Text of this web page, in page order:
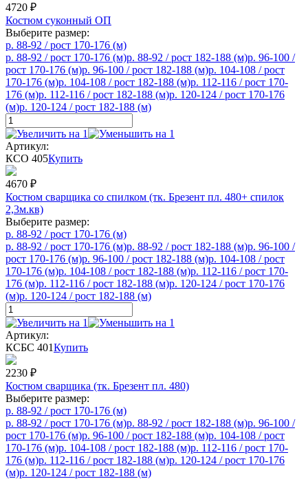
4720 ₽
Костюм суконный ОП
Выберите размер:
р. 88-92 / рост 170-176 (м)
р. 88-92 / рост 170-176 (м)р. 88-92 / рост 182-188 (м)р. 96-100 /
рост 170-176 (м)р. 96-100 / рост 182-188 (м)р. 104-108 / рост
170-176 (м)р. 104-108 / рост 182-188 (м)р. 112-116 / рост 170-
176 (м)р. 112-116 / рост 182-188 (м)р. 120-124 / рост 170-176
(м)р. 120-124 / рост 182-188 (м)
Артикул:
КСО 405Купить
4670 ₽
Костюм сварщика со спилком (тк. Брезент пл. 480+ спилок
2,3м.кв)
Выберите размер:
р. 88-92 / рост 170-176 (м)
р. 88-92 / рост 170-176 (м)р. 88-92 / рост 182-188 (м)р. 96-100 /
рост 170-176 (м)р. 96-100 / рост 182-188 (м)р. 104-108 / рост
170-176 (м)р. 104-108 / рост 182-188 (м)р. 112-116 / рост 170-
176 (м)р. 112-116 / рост 182-188 (м)р. 120-124 / рост 170-176
(м)р. 120-124 / рост 182-188 (м)
Артикул:
КСБС 401Купить
2230 ₽
Костюм сварщика (тк. Брезент пл. 480)
Выберите размер:
р. 88-92 / рост 170-176 (м)
р. 88-92 / рост 170-176 (м)р. 88-92 / рост 182-188 (м)р. 96-100 /
рост 170-176 (м)р. 96-100 / рост 182-188 (м)р. 104-108 / рост
170-176 (м)р. 104-108 / рост 182-188 (м)р. 112-116 / рост 170-
176 (м)р. 112-116 / рост 182-188 (м)р. 120-124 / рост 170-176
(м)р. 120-124 / рост 182-188 (м)